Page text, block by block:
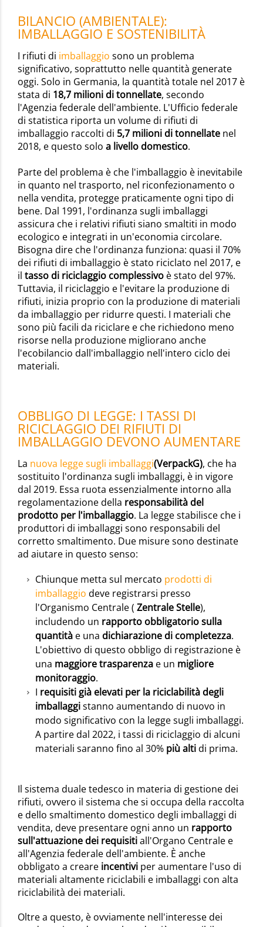
BILANCIO (AMBIENTALE):
IMBALLAGGIO E SOSTENIBILITÀ
I rifiuti di imballaggio sono un problema
significativo, soprattutto nelle quantità generate
oggi. Solo in Germania, la quantità totale nel 2017 è
stata di 18,7 milioni di tonnellate, secondo
l'Agenzia federale dell'ambiente. L'Ufficio federale
di statistica riporta un volume di rifiuti di
imballaggio raccolti di 5,7 milioni di tonnellate nel
2018, e questo solo a livello domestico.
Parte del problema è che l'imballaggio è inevitabile
in quanto nel trasporto, nel riconfezionamento o
nella vendita, protegge praticamente ogni tipo di
bene. Dal 1991, l'ordinanza sugli imballaggi
assicura che i relativi rifiuti siano smaltiti in modo
ecologico e integrati in un'economia circolare.
Bisogna dire che l'ordinanza funziona: quasi il 70%
dei rifiuti di imballaggio è stato riciclato nel 2017, e
il tasso di riciclaggio complessivo è stato del 97%.
Tuttavia, il riciclaggio e l'evitare la produzione di
rifiuti, inizia proprio con la produzione di materiali
da imballaggio per ridurre questi. I materiali che
sono più facili da riciclare e che richiedono meno
risorse nella produzione migliorano anche
l'ecobilancio dall'imballaggio nell'intero ciclo dei
materiali.
OBBLIGO DI LEGGE: I TASSI DI
RICICLAGGIO DEI RIFIUTI DI
IMBALLAGGIO DEVONO AUMENTARE
La nuova legge sugli imballaggi(VerpackG), che ha
sostituito l'ordinanza sugli imballaggi, è in vigore
dal 2019. Essa ruota essenzialmente intorno alla
regolamentazione della responsabilità del
prodotto per l'imballaggio. La legge stabilisce che i
produttori di imballaggi sono responsabili del
corretto smaltimento. Due misure sono destinate
ad aiutare in questo senso:
Chiunque metta sul mercato prodotti di
imballaggio deve registrarsi presso
l'Organismo Centrale ( Zentrale Stelle),
includendo un rapporto obbligatorio sulla
quantità e una dichiarazione di completezza.
L'obiettivo di questo obbligo di registrazione è
una maggiore trasparenza e un migliore
monitoraggio.
I requisiti già elevati per la riciclabilità degli
imballaggistanno aumentando di nuovo in
modo significativo con la legge sugli imballaggi.
A partire dal 2022, i tassi di riciclaggio di alcuni
materiali saranno fino al 30% più altidi prima.
Il sistema duale tedesco in materia di gestione dei
rifiuti, ovvero il sistema che si occupa della raccolta
e dello smaltimento domestico degli imballaggi di
vendita, deve presentare ogni anno un rapporto
sull'attuazione dei requisitiall'Organo Centrale e
all'Agenzia federale dell'ambiente. È anche
obbligato a creare incentivi per aumentare l'uso di
materiali altamente riciclabili e imballaggi con alta
riciclabilità dei materiali.
Oltre a questo, è ovviamente nell'interesse dei